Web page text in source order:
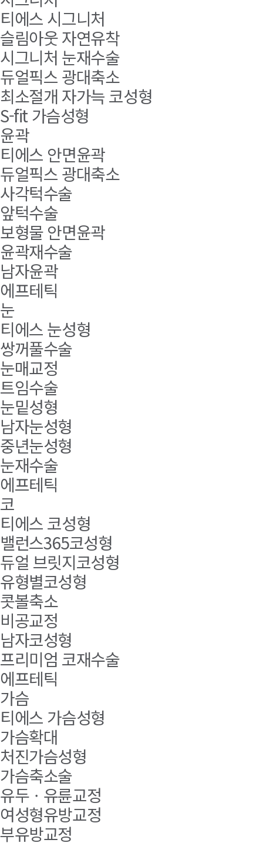
티에스 시그니처
슬림아웃 자연유착
시그니처 눈재수술
듀얼픽스 광대축소
최소절개 자가늑 코성형
S-fit 가슴성형
윤곽
티에스 안면윤곽
듀얼픽스 광대축소
사각턱수술
앞턱수술
보형물 안면윤곽
윤곽재수술
남자윤곽
에프테틱
눈
티에스 눈성형
쌍꺼풀수술
눈매교정
트임수술
눈밑성형
남자눈성형
중년눈성형
눈재수술
에프테틱
코
티에스 코성형
밸런스365코성형
듀얼 브릿지코성형
유형별코성형
콧볼축소
비공교정
남자코성형
프리미엄 코재수술
에프테틱
가슴
티에스 가슴성형
가슴확대
처진가슴성형
가슴축소술
유두ㆍ유륜교정
여성형유방교정
부유방교정